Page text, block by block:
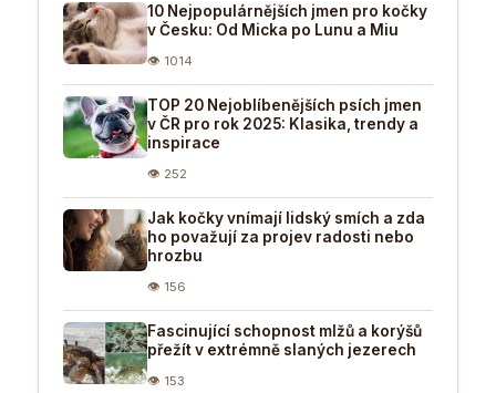
10 Nejpopulárnějších jmen pro kočky
v Česku: Od Micka po Lunu a Miu
👁 1014
TOP 20 Nejoblíbenějších psích jmen
v ČR pro rok 2025: Klasika, trendy a
inspirace
👁 252
Jak kočky vnímají lidský smích a zda
ho považují za projev radosti nebo
hrozbu
👁 156
Fascinující schopnost mlžů a korýšů
přežít v extrémně slaných jezerech
👁 153